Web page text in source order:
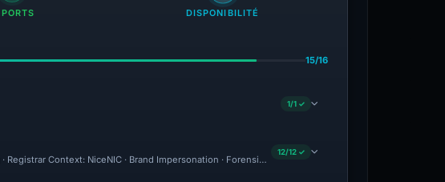
DISPONIBILITÉ
15/16
1/1 ✓
Registrar Context: NiceNIC · Brand Impersonation · Forensic Evidence Collected · Technical
12/12 ✓